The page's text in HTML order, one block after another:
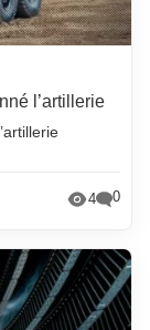
l’artillerie
4 0